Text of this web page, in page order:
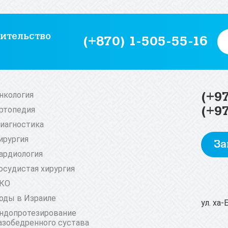
(+870) 1-505-55-16
ул.
хирургия
в Израиле
сустава